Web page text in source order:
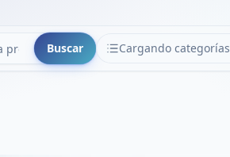
Buscar Cargando categorías
CATEGORÍAS